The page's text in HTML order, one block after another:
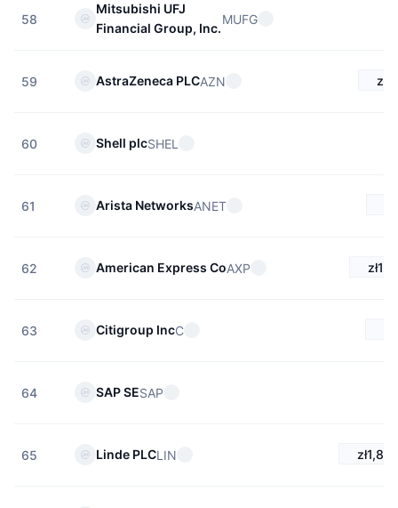
58
Mitsubishi UFJ
Financial Group, Inc.
MUFG
59 AstraZeneca PLCAZN
60 Shell plcSHEL
61 Arista NetworksANET
62 American Express CoAXP
63 Citigroup IncC
64 SAP SESAP
65 Linde PLCLIN